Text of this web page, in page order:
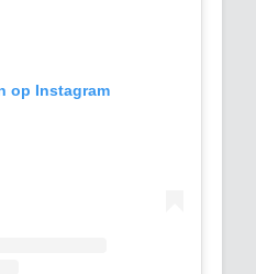
op Instagram